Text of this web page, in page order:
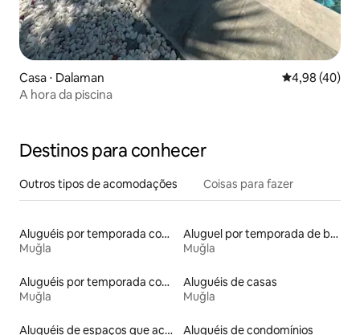
Casa ⋅ Dalaman 4,98 de uma
4,98 (40)
A hora da piscina
Destinos para conhecer
Outros tipos de acomodações Coisas para fazer
Aluguéis por temporada com acesso à praia
Muğla
Aluguel por temporada de barcos
Muğla
Aluguéis por temporada com banheira de hidromassagem
Muğla
Aluguéis de casas
Muğla
Aluguéis de espaços que aceitam animais de estimação
Aluguéis de condomínios